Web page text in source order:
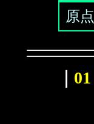
原点
01